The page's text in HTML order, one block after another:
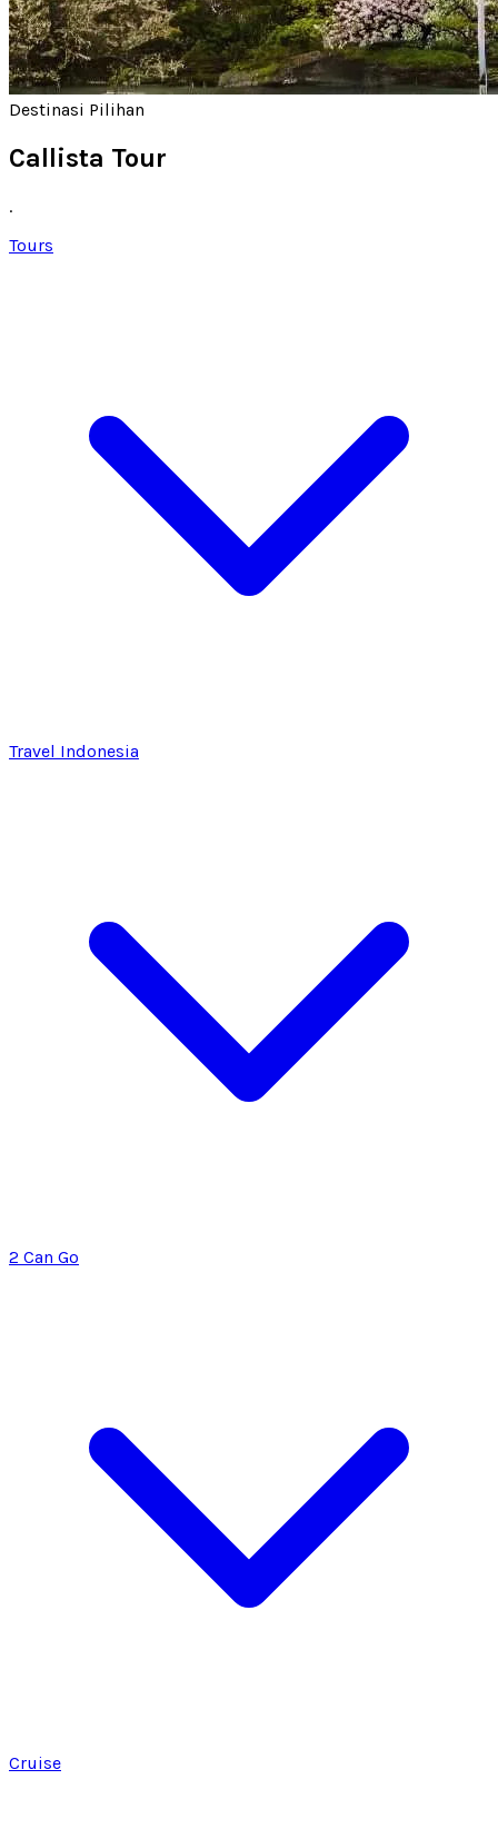
Destinasi Pilihan
Callista Tour
.
Tours
Travel Indonesia
2 Can Go
Cruise